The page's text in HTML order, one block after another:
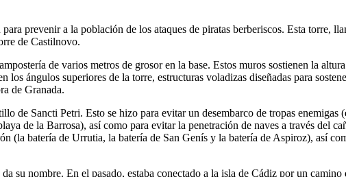
prevenir a la población de los ataques de piratas berberiscos. Esta torre,
de Castilnovo.
de varios metros de grosor en la base. Estos muros sostienen la
los ángulos superiores de la torre, estructuras voladizas diseñadas para
de Granada.
Sancti Petri. Esto se hizo para evitar un desembarco de tropas enemigas
de la Barrosa), así como para evitar la penetración de naves a través del
(la batería de Urrutia, la batería de San Genís y la batería de Aspiroz), así
su nombre. En el pasado, estaba conectado a la isla de Cádiz por un